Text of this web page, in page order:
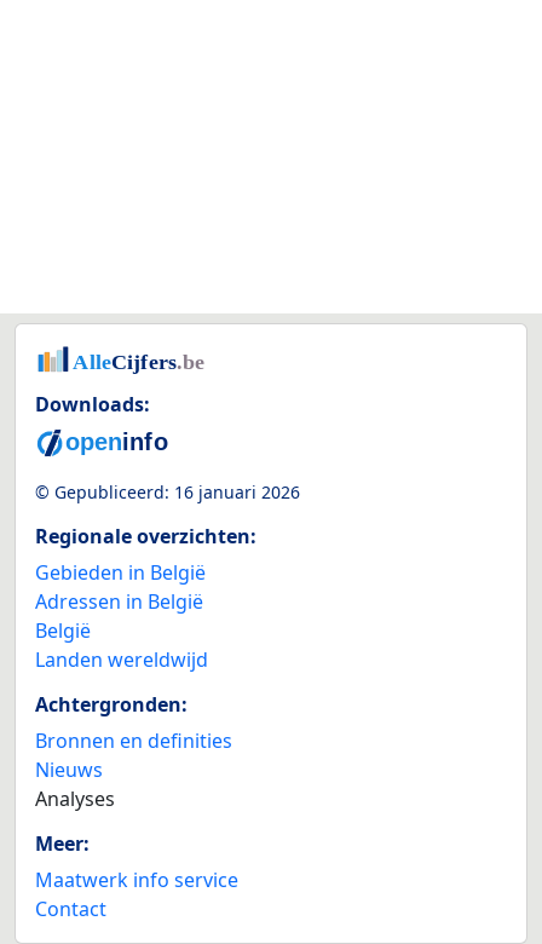
Downloads:
© Gepubliceerd: 16 januari 2026
Regionale overzichten:
Gebieden in België
Adressen in België
België
Landen wereldwijd
Achtergronden:
Bronnen en definities
Nieuws
Analyses
Meer:
Maatwerk info service
Contact